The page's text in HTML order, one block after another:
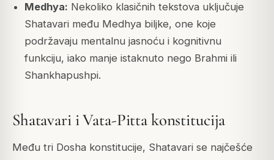
Medhya: Nekoliko klasičnih tekstova uključuje
Shatavari među Medhya biljke, one koje
podržavaju mentalnu jasnoću i kognitivnu
funkciju, iako manje istaknuto nego Brahmi ili
Shankhapushpi.
Shatavari i Vata-Pitta konstitucija
Među tri Dosha konstitucije, Shatavari se najčešće